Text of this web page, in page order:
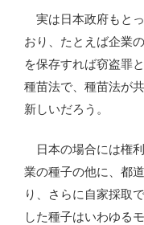
実は日本政府もと
おり、たとえば企業
を保存すれば窃盗罪
種苗法で、種苗法が
新しいだろう。
日本の場合には権
業の種子の他に、都
り、さらに自家採取
した種子はいわゆる